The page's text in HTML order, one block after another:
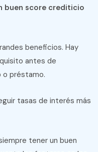
buen score crediticio
beneficios. Hay
antes de
préstamo.
tasas de interés más
tener un buen